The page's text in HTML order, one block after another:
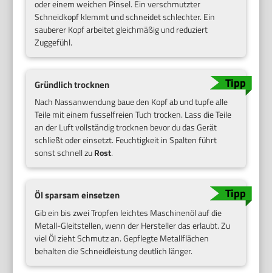
oder einem weichen Pinsel. Ein verschmutzter
Schneidkopf klemmt und schneidet schlechter. Ein
sauberer Kopf arbeitet gleichmäßig und reduziert
Zuggefühl.
Gründlich trocknen
Nach Nassanwendung baue den Kopf ab und tupfe alle
Teile mit einem fusselfreien Tuch trocken. Lass die Teile
an der Luft vollständig trocknen bevor du das Gerät
schließt oder einsetzt. Feuchtigkeit in Spalten führt
sonst schnell zuRost.
Öl sparsam einsetzen
Gib ein bis zwei Tropfen leichtes Maschinenöl auf die
Metall-Gleitstellen, wenn der Hersteller das erlaubt. Zu
viel Öl zieht Schmutz an. Gepflegte Metallflächen
behalten die Schneidleistung deutlich länger.